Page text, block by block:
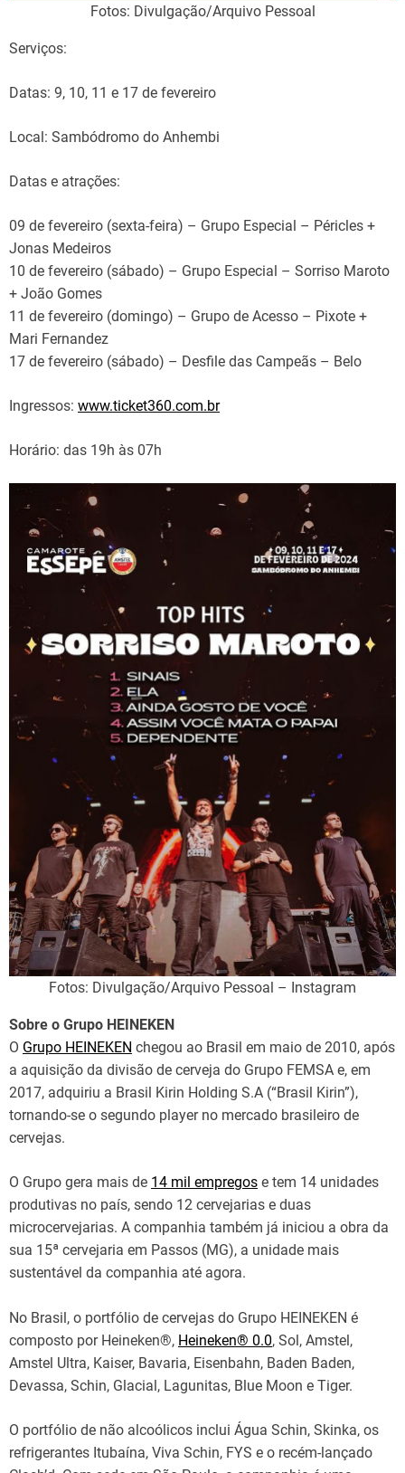
Fotos: Divulgação/Arquivo Pessoal
Serviços:
Datas: 9, 10, 11 e 17 de fevereiro
Local: Sambódromo do Anhembi
Datas e atrações:
09 de fevereiro (sexta-feira) – Grupo Especial – Péricles +
Jonas Medeiros
10 de fevereiro (sábado) – Grupo Especial – Sorriso Maroto
+ João Gomes
11 de fevereiro (domingo) – Grupo de Acesso – Pixote +
Mari Fernandez
17 de fevereiro (sábado) – Desfile das Campeãs – Belo
Ingressos: www.ticket360.com.br
Horário: das 19h às 07h
Fotos: Divulgação/Arquivo Pessoal – Instagram
Sobre o Grupo HEINEKEN
O Grupo HEINEKEN chegou ao Brasil em maio de 2010, após
a aquisição da divisão de cerveja do Grupo FEMSA e, em
2017, adquiriu a Brasil Kirin Holding S.A (“Brasil Kirin”),
tornando-se o segundo player no mercado brasileiro de
cervejas.
O Grupo gera mais de 14 mil empregos e tem 14 unidades
produtivas no país, sendo 12 cervejarias e duas
microcervejarias. A companhia também já iniciou a obra da
sua 15ª cervejaria em Passos (MG), a unidade mais
sustentável da companhia até agora.
No Brasil, o portfólio de cervejas do Grupo HEINEKEN é
composto por Heineken®, Heineken® 0.0, Sol, Amstel,
Amstel Ultra, Kaiser, Bavaria, Eisenbahn, Baden Baden,
Devassa, Schin, Glacial, Lagunitas, Blue Moon e Tiger.
O portfólio de não alcoólicos inclui Água Schin, Skinka, os
refrigerantes Itubaína, Viva Schin, FYS e o recém-lançado